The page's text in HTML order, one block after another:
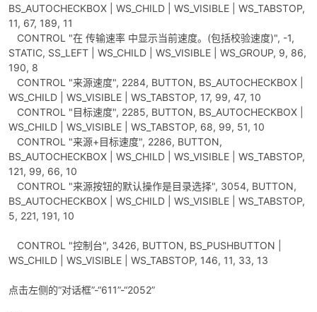
BS_AUTOCHECKBOX | WS_CHILD | WS_VISIBLE | WS_TABSTOP,
11, 67, 189, 11
CONTROL "在 传输速率 中显示当前速度。(包括校验速度)", -1,
STATIC, SS_LEFT | WS_CHILD | WS_VISIBLE | WS_GROUP, 9, 86,
190, 8
CONTROL "来源速度", 2284, BUTTON, BS_AUTOCHECKBOX |
WS_CHILD | WS_VISIBLE | WS_TABSTOP, 17, 99, 47, 10
CONTROL "目标速度", 2285, BUTTON, BS_AUTOCHECKBOX |
WS_CHILD | WS_VISIBLE | WS_TABSTOP, 68, 99, 51, 10
CONTROL "来源+目标速度", 2286, BUTTON,
BS_AUTOCHECKBOX | WS_CHILD | WS_VISIBLE | WS_TABSTOP,
121, 99, 66, 10
CONTROL "来源按钮的默认操作是目录选择", 3054, BUTTON,
BS_AUTOCHECKBOX | WS_CHILD | WS_VISIBLE | WS_TABSTOP,
5, 221, 191, 10
CONTROL "控制台", 3426, BUTTON, BS_PUSHBUTTON |
WS_CHILD | WS_VISIBLE | WS_TABSTOP, 146, 11, 33, 13
点击左侧的“对话框”-“611”-“2052”